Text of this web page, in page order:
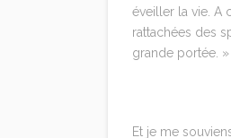
éveiller la vie. A
rattachées des
grande portée. »
Et je me